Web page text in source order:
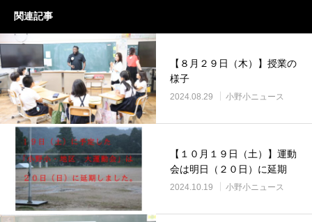
関連記事
【８月２９日（木）】授業の
様子
2024.08.29 小野小ニュース
【１０月１９日（土）】運動
会は明日（２０日）に延期
2024.10.19 小野小ニュース